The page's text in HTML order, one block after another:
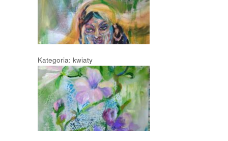
Kategoria: kwiaty